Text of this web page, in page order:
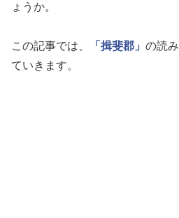
ょうか。
この記事では、 「揖斐郡」 の読
ていきます。